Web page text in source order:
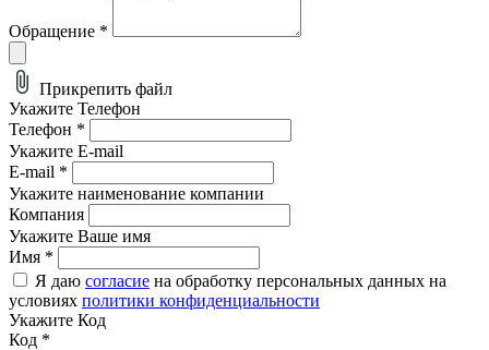
Обращение *
Прикрепить файл
Укажите Телефон
Телефон *
Укажите E-mail
E-mail *
Укажите наименование компании
Компания
Укажите Ваше имя
Имя *
Я даю согласие на обработку персональных данных на
условиях политики конфиденциальности
Укажите Код
Код *